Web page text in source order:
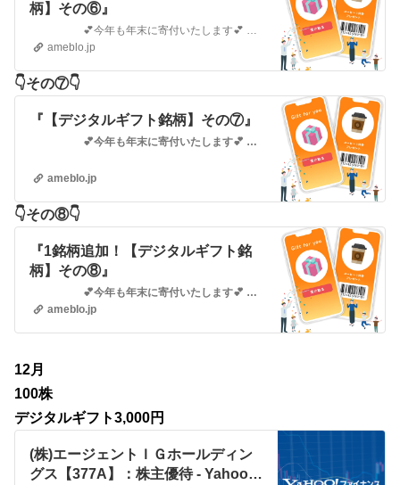
柄】その⑥』
ameblo.jp
👇️その⑦👇️
『【デジタルギフト銘柄】その⑦』
💕今年も年末に寄付いたします💕 デジタルギフト銘柄♪👇️その①👇️ 『【デジタルギフト銘柄】その①』 …
ameblo.jp
👇️その⑧👇️
『1銘柄追加！【デジタルギフト銘
柄】その⑧』
💕今年も年末に寄付いたします💕 デジタルギフト銘柄♪👇️その①👇️ 『【デジタルギフト銘柄】その①』 …
ameblo.jp
12月
100株
デジタルギフト3,000円
(株)エージェントＩＧホールディン
グス【377A】：株主優待 - Yahoo!